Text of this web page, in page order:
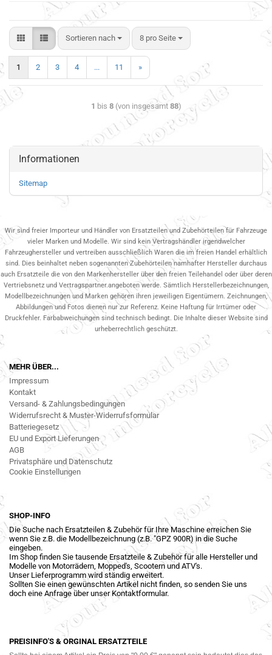
Sortieren nach 8 pro Seite
1 2 3 4 ... 11 »
1 bis 8(von insgesamt 88)
Informationen
Sitemap
Wir sind freier Importeur und Händler von Ersatzteilen und Zubehörteilen für Fahrzeuge
vieler Marken und Modelle. Wir sind kein Vertragshändler irgendwelcher
Fahrzeughersteller und vertreiben ausschließlich Waren die im freien Handel erhältlich
sind. Dies beinhaltet neben sogenannten Zubehörteilen namhafter Hersteller durchaus
auch Ersatzteile die von den Markenhersteller über den freien Teilehandel oder über deren
Vertriebsnetz und Vertragspartner.angeboten werde. Sämtlich Herstellerbezeichnungen,
Modellbezeichnungen und Marken gehören ihren jeweiligen Eigentümern. Zeichnungen,
Abbildungen und Fotos dienen nur zur Referenz. Keine Haftung für Irrtümer oder
Druckfehler. Farbabweichungen sind technisch bedingt. Die Inhalte dieser Website sind
urheberrechtlich geschützt.
MEHR ÜBER...
Impressum
Kontakt
Versand- & Zahlungsbedingungen
Widerrufsrecht & Muster-Widerrufsformular
Batteriegesetz
EU und Export Lieferungen
AGB
Privatsphäre und Datenschutz
Cookie Einstellungen
SHOP-INFO
Die Suche nach Ersatzteilen & Zubehör für Ihre Maschine erreichen Sie
wenn Sie z.B. die Modellbezeichnung (z.B. "GPZ 900R) in die Suche
eingeben.
Im Shop finden Sie tausende Ersatzteile & Zubehör für alle Hersteller und
Modelle von Motorrädern, Mopped's, Scootern und ATV's.
Unser Lieferprogramm wird ständig erweitert.
Sollten Sie einen gewünschten Artikel nicht finden, so senden Sie uns
doch eine Anfrage über unser Kontaktformular.
PREISINFO'S & ORGINAL ERSATZTEILE